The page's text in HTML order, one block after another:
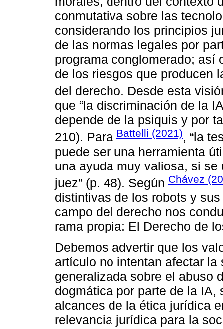
conmutativa sobre las
considerando los principios
de las normas legales por
programa conglomerado; así
de los riesgos que producen
del derecho. Desde esta
que “la discriminación de la
depende de la psiquis y por
210). Para Battelli (2021), “la
puede ser una herramienta
una ayuda muy valiosa, si
juez” (p. 48). Según Chávez
distintivas de los robots y
campo del derecho nos
rama propia: El Derecho de
Debemos advertir que los
artículo no intentan afectar
generalizada sobre el abuso
dogmática por parte de la
alcances de la ética jurídica
relevancia jurídica para la